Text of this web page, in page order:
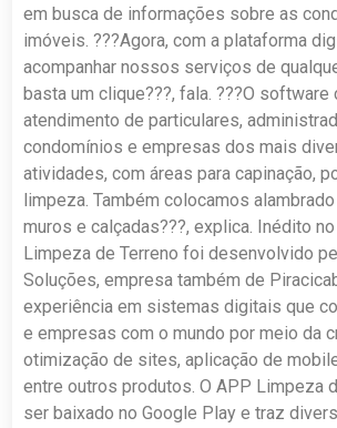
em busca de informações sobre as
imóveis. ???Agora, com a plataforma
acompanhar nossos serviços de
basta um clique???, fala. ???O software
atendimento de particulares,
condomínios e empresas dos mais
atividades, com áreas para capinação,
limpeza. Também colocamos
muros e calçadas???, explica. Inédito
Limpeza de Terreno foi desenvolvido
Soluções, empresa também de
experiência em sistemas digitais que
e empresas com o mundo por meio da
otimização de sites, aplicação de
entre outros produtos. O APP Limpeza
ser baixado no Google Play e traz